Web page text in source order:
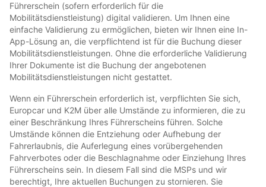
Führerschein (sofern erforderlich für die
Mobilitätsdienstleistung) digital validieren. Um Ihnen eine
einfache Validierung zu ermöglichen, bieten wir Ihnen eine In-
App-Lösung an, die verpflichtend ist für die Buchung dieser
Mobilitätsdienstleistungen. Ohne die erforderliche Validierung
Ihrer Dokumente ist die Buchung der angebotenen
Mobilitätsdienstleistungen nicht gestattet.
Wenn ein Führerschein erforderlich ist, verpflichten Sie sich,
Europcar und K2M über alle Umstände zu informieren, die zu
einer Beschränkung Ihres Führerscheins führen. Solche
Umstände können die Entziehung oder Aufhebung der
Fahrerlaubnis, die Auferlegung eines vorübergehenden
Fahrverbotes oder die Beschlagnahme oder Einziehung Ihres
Führerscheins sein. In diesem Fall sind die MSPs und wir
berechtigt, Ihre aktuellen Buchungen zu stornieren. Sie